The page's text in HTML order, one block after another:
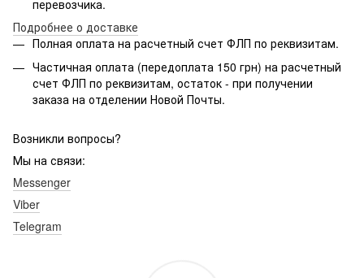
перевозчика.
Подробнее о доставке
Полная оплата на расчетный счет ФЛП по реквизитам.
Частичная оплата (передоплата 150 грн) на расчетный
счет ФЛП по реквизитам, остаток - при получении
заказа на отделении Новой Почты.
Возникли вопросы?
Мы на связи:
Messenger
Viber
Telegram